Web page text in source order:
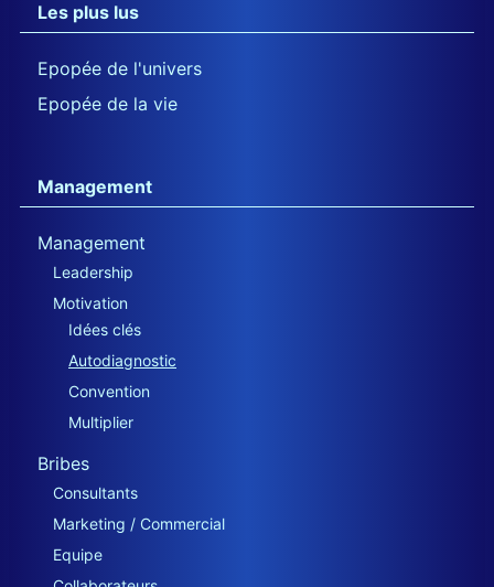
Les plus lus
Epopée de l'univers
Epopée de la vie
Management
Management
Leadership
Motivation
Idées clés
Autodiagnostic
Convention
Multiplier
Bribes
Consultants
Marketing / Commercial
Equipe